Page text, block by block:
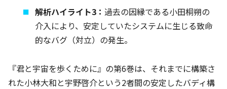
解析ハイライト3：過去の因縁である小田桐朔の
介入により、安定していたシステムに生じる致命
的なバグ（対立）の発生。
『君と宇宙を歩くために』の第6巻は、それまでに構築さ
れた小林大和と宇野啓介という2者間の安定したバディ構